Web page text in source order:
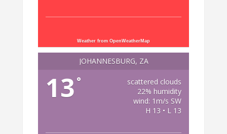
Weather from OpenWeatherMap
JOHANNESBURG, ZA
13 °
scattered clouds
22% humidity
wind: 1m/s SW
H 13 • L 13